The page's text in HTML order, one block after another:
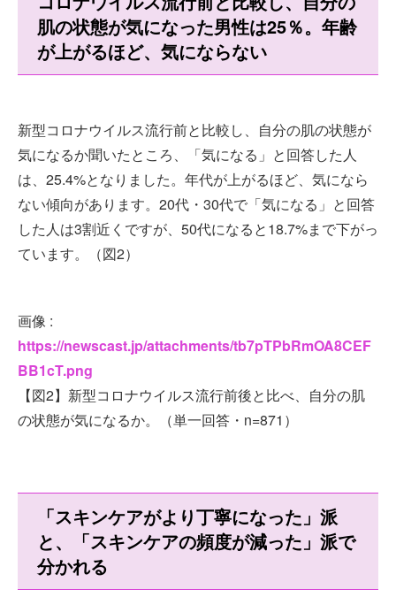
肌の状態が気になった男性は25％。年齢
が上がるほど、気にならない
新型コロナウイルス流行前と比較し、自分の肌の状態が
気になるか聞いたところ、「気になる」と回答した人
は、25.4%となりました。年代が上がるほど、気になら
ない傾向があります。20代・30代で「気になる」と回答
した人は3割近くですが、50代になると18.7%まで下がっ
ています。（図2）
画像 :
https://newscast.jp/attachments/tb7pTPbRmOA8CEF
BB1cT.png
【図2】新型コロナウイルス流行前後と比べ、自分の肌
の状態が気になるか。（単一回答・n=871）
「スキンケアがより丁寧になった」派
と、「スキンケアの頻度が減った」派で
分かれる